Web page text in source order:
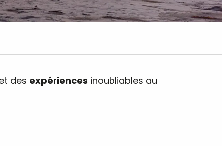
et des expériences inoubliables au